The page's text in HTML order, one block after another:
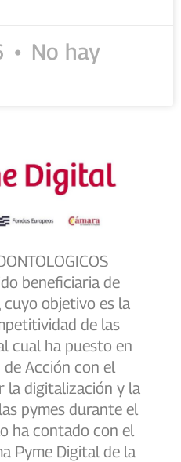
No hay
beneficiaria de
cuyo objetivo es la
de las
cual ha puesto en
Acción con el
la digitalización y la
pymes durante el
ha contado con el
Pyme Digital de la